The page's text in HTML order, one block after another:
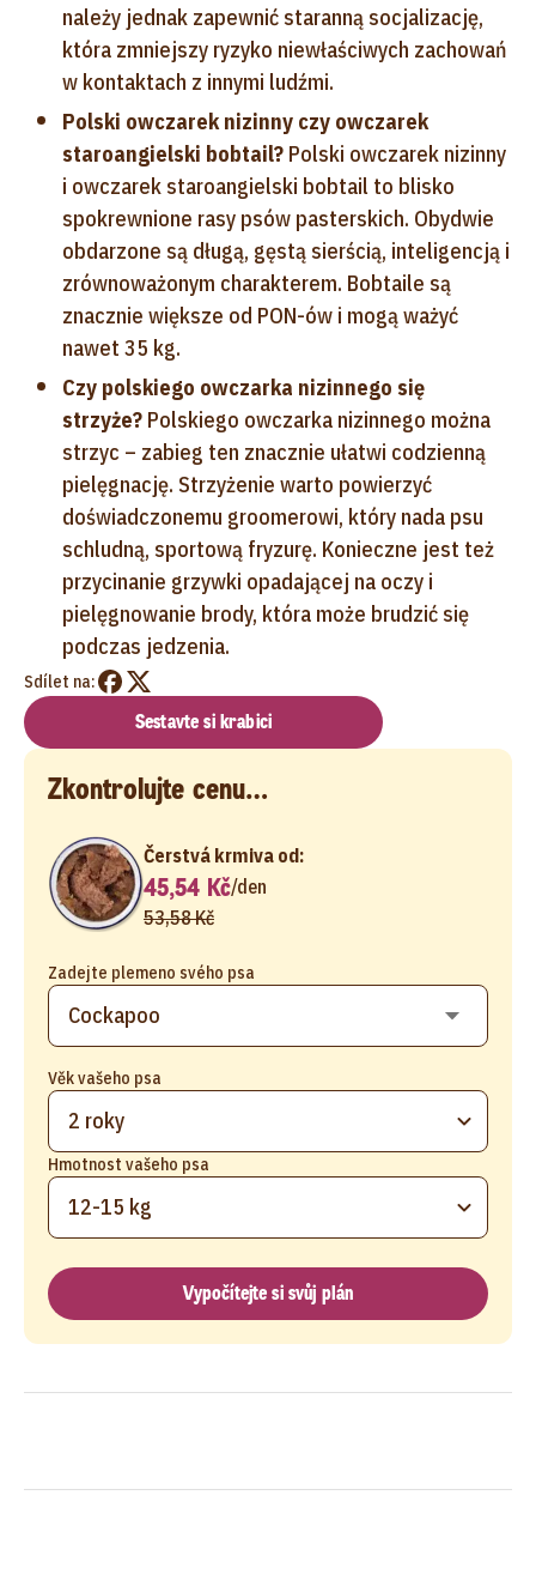
należy jednak zapewnić staranną socjalizację,
która zmniejszy ryzyko niewłaściwych zachowań
w kontaktach z innymi ludźmi.
Polski owczarek nizinny czy owczarek
staroangielski bobtail? Polski owczarek nizinny
i owczarek staroangielski bobtail to blisko
spokrewnione rasy psów pasterskich. Obydwie
obdarzone są długą, gęstą sierścią, inteligencją i
zrównoważonym charakterem. Bobtaile są
znacznie większe od PON-ów i mogą ważyć
nawet 35 kg.
Czy polskiego owczarka nizinnego się
strzyże? Polskiego owczarka nizinnego można
strzyc – zabieg ten znacznie ułatwi codzienną
pielęgnację. Strzyżenie warto powierzyć
doświadczonemu groomerowi, który nada psu
schludną, sportową fryzurę. Konieczne jest też
przycinanie grzywki opadającej na oczy i
pielęgnowanie brody, która może brudzić się
podczas jedzenia.
Sdílet na:
Sestavte si krabici
Zkontrolujte cenu…
Zadejte plemeno svého psa
Věk vašeho psa
2 roky
Hmotnost vašeho psa
12-15 kg
Čerstvá krmiva od:
45,54 Kč/den
53,58 Kč
Vypočítejte si svůj plán